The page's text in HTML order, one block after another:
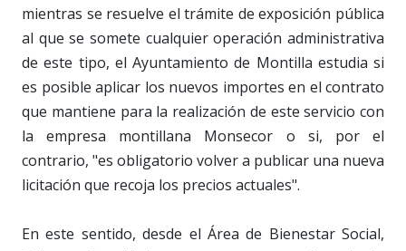
mientras se resuelve el trámite de exposición pública
al que se somete cualquier operación administrativa
de este tipo, el Ayuntamiento de Montilla estudia si
es posible aplicar los nuevos importes en el contrato
que mantiene para la realización de este servicio con
la empresa montillana Monsecor o si, por el
contrario, "es obligatorio volver a publicar una nueva
licitación que recoja los precios actuales".
En este sentido, desde el Área de Bienestar Social,